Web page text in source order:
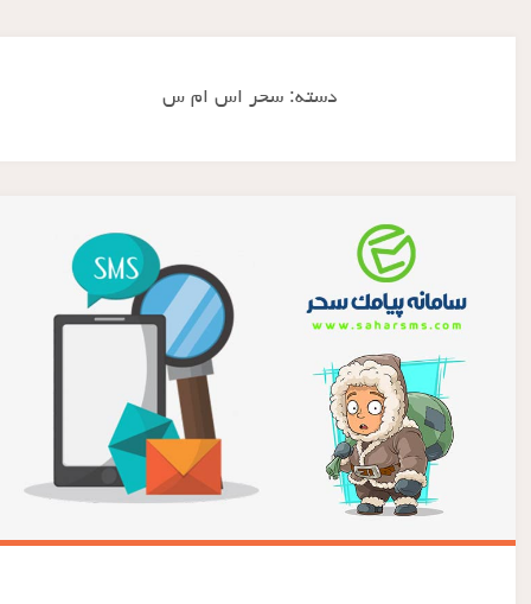
دسته:سحر اس ام س